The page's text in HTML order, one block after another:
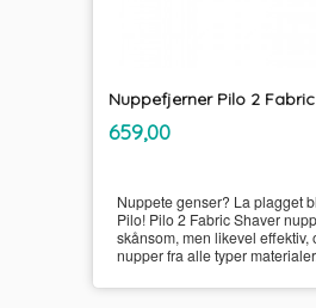
Pris
659,00mva.
Nuppete genser? La plagget
Pilo! Pilo 2 Fabric Shaver
skånsom, men likevel effektiv,
nupper fra alle typer